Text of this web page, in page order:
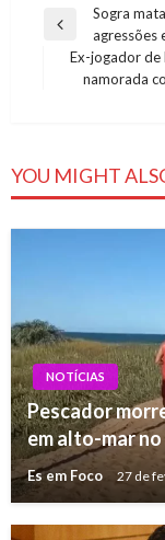
Navegação
Post
Previous
Post
Sogra
agressões
Next
Ex-jogador de
namorada
YOU MIGHT
NOTÍCIAS
Pescador
em alto-mar no
Es em Foco 27 de